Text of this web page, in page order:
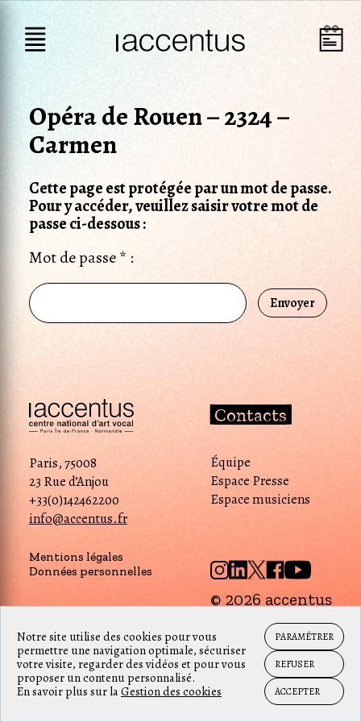
Opéra de Rouen – 2324 –
Carmen
Cette page est protégée par un mot de passe.
Pour y accéder, veuillez saisir votre mot de
passe ci-dessous :
Mot de passe * :
Paris, 75008
23 Rue d’Anjou
+33(0)142462200
info@accentus.fr
Mentions légales
Données personnelles
Contacts
Équipe
Espace Presse
Espace musiciens
© 2026 accentus
Notre site utilise des cookies pour vous
permettre une navigation optimale, sécuriser
votre visite, regarder des vidéos et pour vous
proposer un contenu personnalisé.
En savoir plus sur laGestion des cookies
PARAMÉTRER
REFUSER
ACCEPTER